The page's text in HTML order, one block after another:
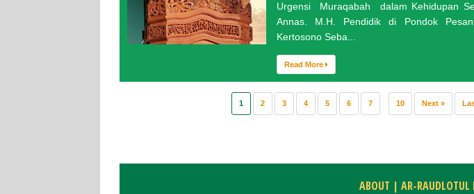
Urgensi Muraqabah dalam Kehidupan
Annas. M.H. Pendidik di Pondok
Kertosono Seba...
Read More
1 2 3 4 5 6 7 10 Next »
ABOUT | AR-